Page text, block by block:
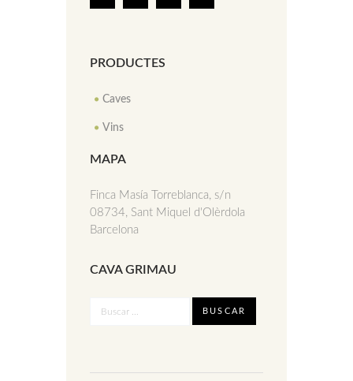
PRODUCTES
Caves
Vins
MAPA
Finca Masía Torreblanca, s/n
08734, Sant Miquel d'Olèrdola
Barcelona
CAVA GRIMAU